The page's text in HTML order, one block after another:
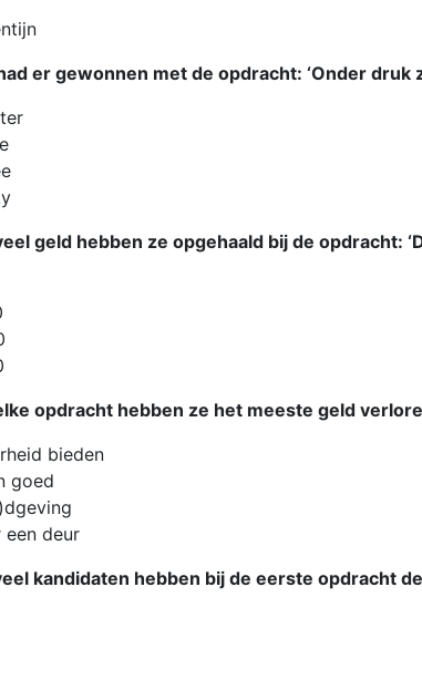
er gewonnen met de opdracht: ‘Onder druk
geld hebben ze opgehaald bij de opdracht:
opdracht hebben ze het meeste geld
bieden
goed
een deur
kandidaten hebben bij de eerste opdracht